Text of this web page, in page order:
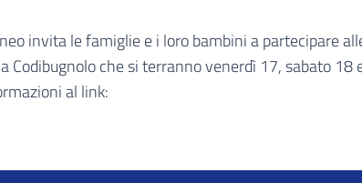
invita le famiglie e i loro bambini a partecipare
Codibugnolo che si terranno venerdì 17, sabato
al link: